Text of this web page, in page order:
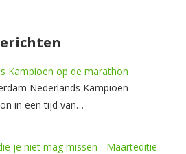
Kampioen op de marathon
Nederlands Kampioen
in een tijd van…
je niet mag missen - Maarteditie